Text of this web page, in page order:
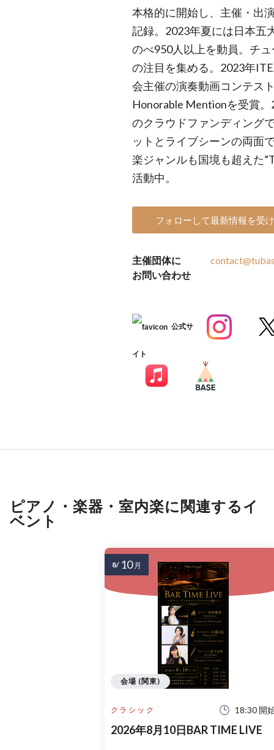
本格的に開始し、主催・出
記録。2023年夏には日本五
のべ950人以上を動員。チ
の注目を集める。2023年
会主催の演奏動画コンテス
Honorable Mentionを受賞
のクラウドファンディング
ットとライブシーンの両面
楽ジャンルも国境も超えた
活動中。
フォローして最新情報を受
主催団体に
お問い合わせ
公式サ
イト
ピアノ・楽器・室内楽に関連するイ
ベント
クラシック 18:30 開
2026年8月10日BAR TIME LIVE
会場 (関東)
8/ 10 月